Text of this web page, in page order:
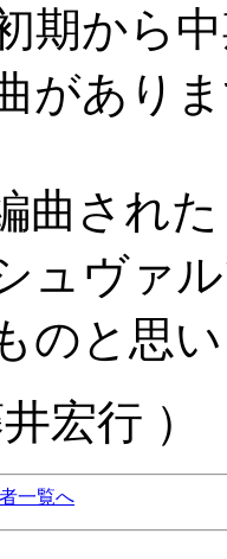
期から
があり
曲され
ュヴァ
のと思
宏行 ）
一覧へ